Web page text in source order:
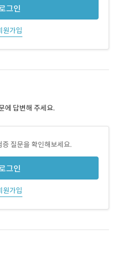
그인
원가입
에 답변해 주세요.
질문을 확인해보세요.
그인
원가입